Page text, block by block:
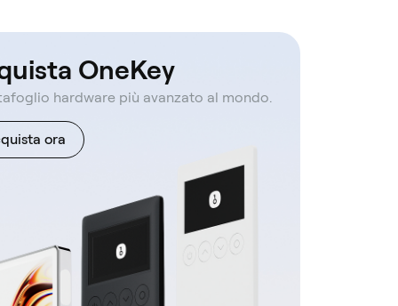
OneKey
hardware più avanzato al mondo.
ora